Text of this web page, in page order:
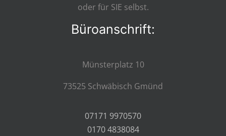
oder für SIE selbst.
Büroanschrift:
Münsterplatz 10
73525 Schwäbisch Gmünd
07171 9970570
0170 4838084